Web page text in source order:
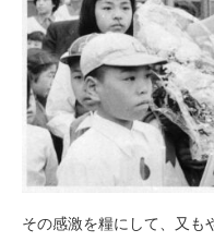
その感激を糧にして、又も